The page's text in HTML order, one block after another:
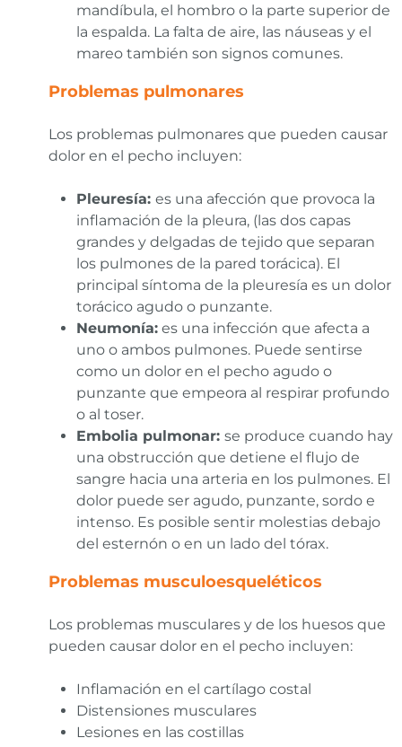
mandíbula, el hombro o la parte superior de
la espalda. La falta de aire, las náuseas y el
mareo también son signos comunes.
Problemas pulmonares
Los problemas pulmonares que pueden causar
dolor en el pecho incluyen:
Pleuresía: es una afección que provoca la
inflamación de la pleura, (las dos capas
grandes y delgadas de tejido que separan
los pulmones de la pared torácica). El
principal síntoma de la pleuresía es un dolor
torácico agudo o punzante.
Neumonía:es una infección que afecta a
uno o ambos pulmones. Puede sentirse
como un dolor en el pecho agudo o
punzante que empeora al respirar profundo
o al toser.
Embolia pulmonar: se produce cuando hay
una obstrucción que detiene el flujo de
sangre hacia una arteria en los pulmones. El
dolor puede ser agudo, punzante, sordo e
intenso. Es posible sentir molestias debajo
del esternón o en un lado del tórax.
Problemas musculoesqueléticos
Los problemas musculares y de los huesos que
pueden causar dolor en el pecho incluyen:
Inflamación en el cartílago costal
Distensiones musculares
Lesiones en las costillas